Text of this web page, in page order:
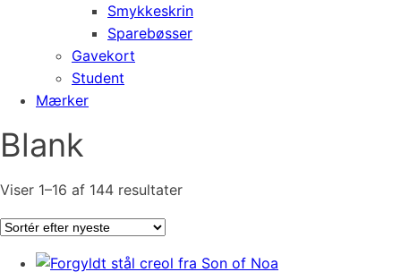
Smykkeskrin
Sparebøsser
Gavekort
Student
Mærker
Blank
Viser 1–16 af 144 resultaterSorteret